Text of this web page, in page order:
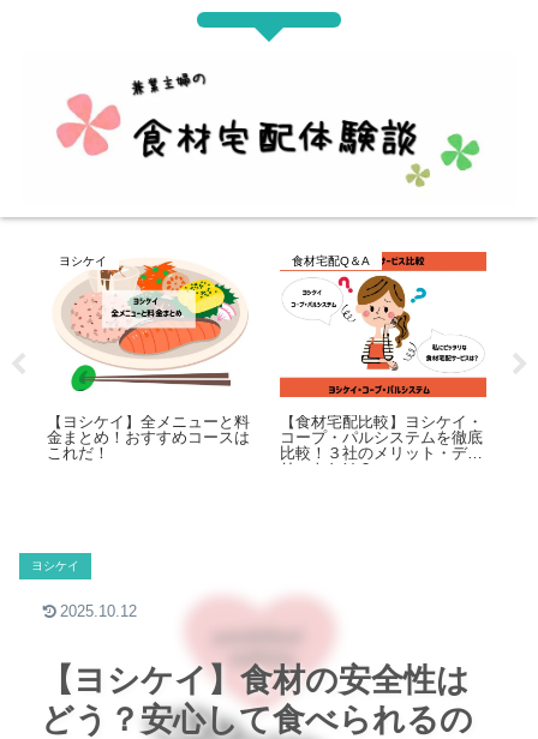
ケイ・
を徹底
・デメ
コープデリ記事一覧
【コープ体験談】コープ牛乳
の魅力を徹底解剖！「北海道
十勝牛乳」との比較でわかる
コープデリ記事一覧
【コープ体験談】洗濯洗剤＆
柔軟剤にも困らない！種類も
豊富でビックリ！
【ヨシケイ】食材の安全性は
どう？安心して食べられるの
ヨシケイ
2025.10.12